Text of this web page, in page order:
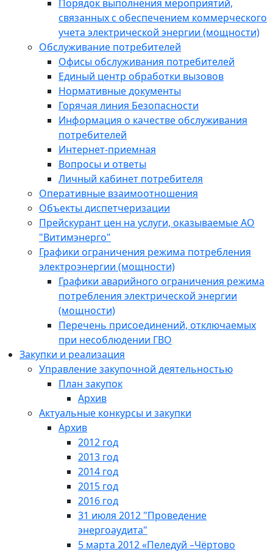
Порядок выполнения мероприятий,
связанных с обеспечением коммерческого
учета электрической энергии (мощности)
Обслуживание потребителей
Офисы обслуживания потребителей
Единый центр обработки вызовов
Нормативные документы
Горячая линия Безопасности
Информация о качестве обслуживания
потребителей
Интернет-приемная
Вопросы и ответы
Личный кабинет потребителя
Оперативные взаимоотношения
Объекты диспетчеризации
Прейскурант цен на услуги, оказываемые АО
"Витимэнерго"
Графики ограничения режима потребления
электроэнергии (мощности)
Графики аварийного ограничения режима
потребления электрической энергии
(мощности)
Перечень присоединений, отключаемых
при несоблюдении ГВО
Закупки и реализация
Управление закупочной деятельностью
План закупок
Архив
Актуальные конкурсы и закупки
Архив
2012 год
2013 год
2014 год
2015 год
2016 год
31 июля 2012 "Проведение
энергоаудита"
5 марта 2012 «Пеледуй –Чёртово